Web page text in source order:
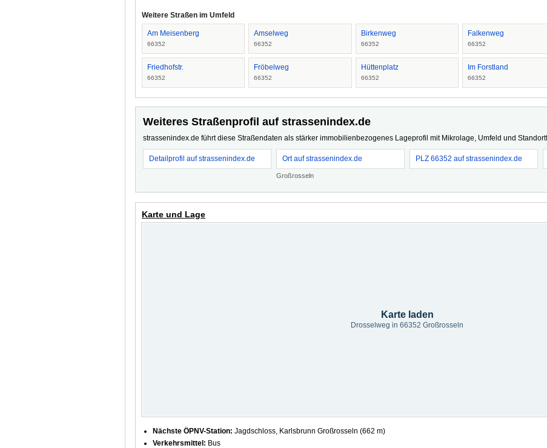
Weitere Straßen im Umfeld
Am Meisenberg
66352
Amselweg
66352
Birkenweg
66352
Falkenweg
66352
Friedhofstr.
66352
Fröbelweg
66352
Hüttenplatz
66352
Im Forstland
66352
Weiteres Straßenprofil auf strassenindex.de
strassenindex.de führt diese Straßendaten als stärker immobilienbezogenes Lageprofil mit Mikrolage, Umfeld und
Detailprofil auf strassenindex.de Ort auf strassenindex.de
Großrosseln
PLZ 66352 auf strassenindex.de
Karte und Lage
Karte laden
Drosselweg in 66352 Großrosseln
Nächste ÖPNV-Station: Jagdschloss, Karlsbrunn Großrosseln (662 m)
Verkehrsmittel: Bus